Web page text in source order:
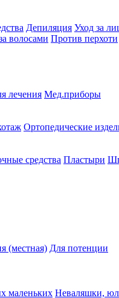
Депиляция Уход за
волосами Против перхоти
лечения Мед.приборы
Ортопедические
средства Пластыри
(местная) Для потенции
маленьких Неваляшки,